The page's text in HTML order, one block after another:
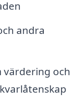
andra
värdering och